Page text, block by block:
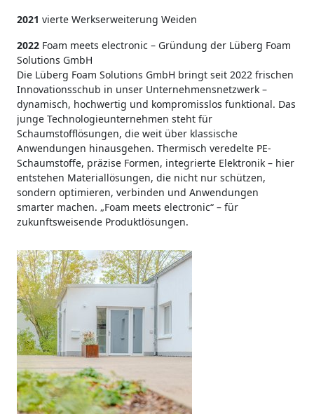
2021 vierte Werkserweiterung Weiden
2022 Foam meets electronic – Gründung der Lüberg Foam
Solutions GmbH
Die Lüberg Foam Solutions GmbH bringt seit 2022 frischen
Innovationsschub in unser Unternehmensnetzwerk –
dynamisch, hochwertig und kompromisslos funktional. Das
junge Technologieunternehmen steht für
Schaumstofflösungen, die weit über klassische
Anwendungen hinausgehen. Thermisch veredelte PE-
Schaumstoffe, präzise Formen, integrierte Elektronik – hier
entstehen Materiallösungen, die nicht nur schützen,
sondern optimieren, verbinden und Anwendungen
smarter machen. „Foam meets electronic“ – für
zukunftsweisende Produktlösungen.